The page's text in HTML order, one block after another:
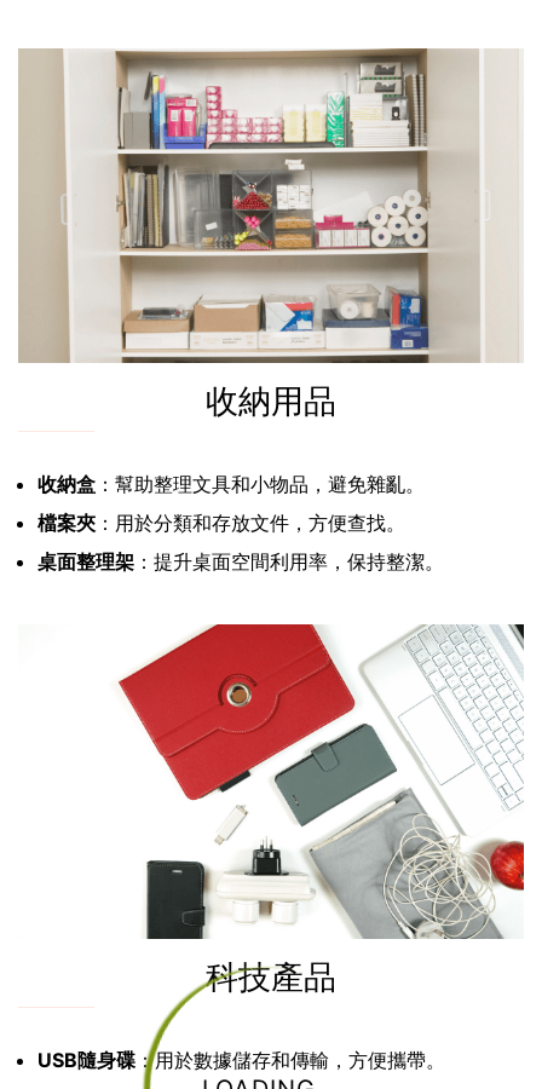
收納用品
收納盒 ：幫助整理文具和小物品，避免雜亂。
檔案夾 ：用於分類和存放文件，方便查找。
桌面整理架 ：提升桌面空間利用率，保持整潔。
科技產品
USB隨身碟 ：用於數據儲存和傳輸，方便攜帶。